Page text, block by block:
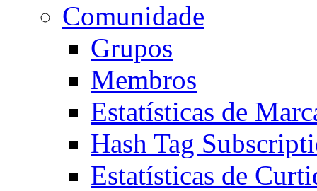
Comunidade
Grupos
Membros
Estatísticas de
Hash Tag
Estatísticas de